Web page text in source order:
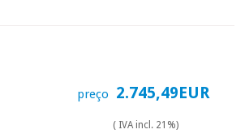
preço 2.745,49EUR
( IVA incl. 21%)